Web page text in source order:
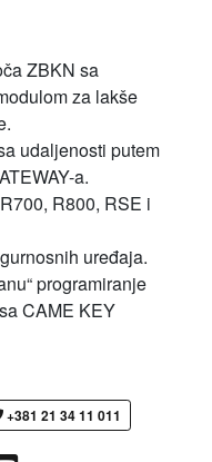
ZBKN sa
za lakše
udaljenosti putem
a.
R800, RSE i
uređaja.
programiranje
CAME KEY
+381 21 34 11 011